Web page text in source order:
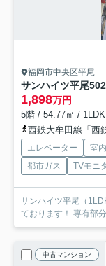
福岡市中央区平尾
サンハイツ平尾502
1,898万円
5階 / 54.77㎡ /
西鉄大牟田線「西
エレベーター 室
都市ガス
TVモニ
サンハイツ平尾（1LDK）の売買
ております！ 専有部
中古マンション